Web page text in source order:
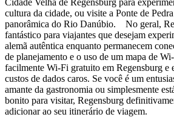
Cidade Velha de Regensburg para
cultura da cidade, ou visite a Ponte de
panorâmica do Rio Danúbio. No geral,
fantástico para viajantes que desejam
alemã autêntica enquanto permanecem
de planejamento e o uso de um mapa de
facilmente Wi-Fi gratuito em Regensburg e
custos de dados caros. Se você é um
amante da gastronomia ou simplesmente
bonito para visitar, Regensburg
adicionar ao seu itinerário de viagem.